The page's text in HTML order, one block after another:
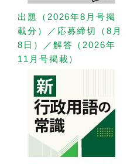
出題（2026年8月号掲
載分）／応募締切（8月
8日）／解答（2026年
11月号掲載）